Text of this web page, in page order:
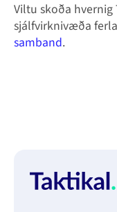
Viltu skoða
sjálfvirknivæða
samband.